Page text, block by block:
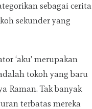
sebagai cerita
sekunder yang
‘aku’ merupakan
tokoh yang baru
Raman. Tak banyak
terbatas mereka